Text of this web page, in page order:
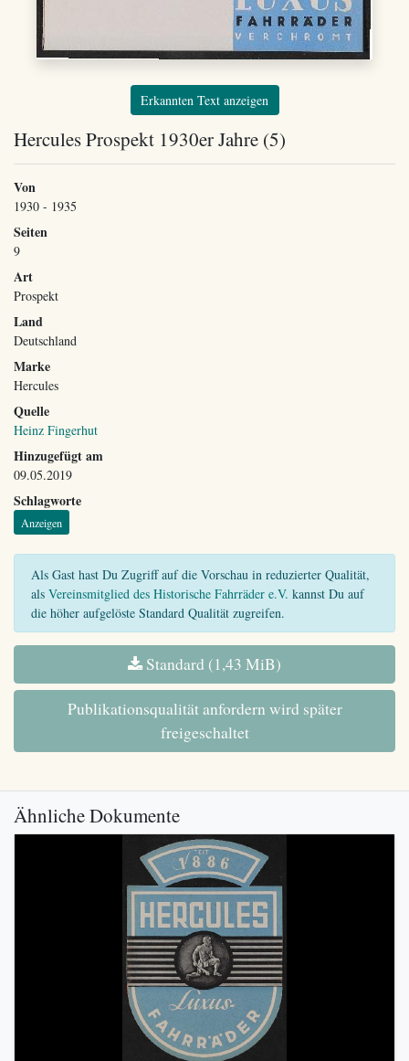
Erkannten Text anzeigen
Hercules Prospekt 1930er Jahre (5)
Von
1930 - 1935
Seiten
9
Art
Prospekt
Land
Deutschland
Marke
Hercules
Quelle
Heinz Fingerhut
Hinzugefügt am
09.05.2019
Schlagworte
Anzeigen
Als Gast hast Du Zugriff auf die Vorschau in reduzierter Qualität,
als Vereinsmitglied des Historische Fahrräder e.V. kannst Du auf
die höher aufgelöste Standard Qualität zugreifen.
Standard (1,43 MiB)
Publikationsqualität anfordern wird später
freigeschaltet
Ähnliche Dokumente